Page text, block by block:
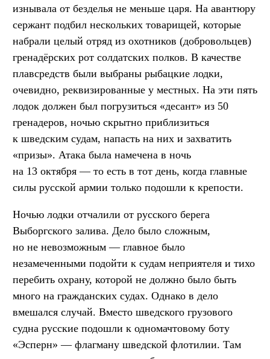
изнывала от безделья не меньше царя. На авантюру
сержант подбил нескольких товарищей, которые
набрали целый отряд из охотников (добровольцев)
гренадёрских рот солдатских полков. В качестве
плавсредств были выбраны рыбацкие лодки,
очевидно, реквизированные у местных. На эти пять
лодок должен был погрузиться «десант» из 50
гренадеров, ночью скрытно приблизиться
к шведским судам, напасть на них и захватить
«призы». Атака была намечена в ночь
на 13 октября — то есть в тот день, когда главные
силы русской армии только подошли к крепости.
Ночью лодки отчалили от русского берега
Выборгского залива. Дело было сложным,
но не невозможным — главное было
незамеченными подойти к судам неприятеля и тихо
перебить охрану, которой не должно было быть
много на гражданских судах. Однако в дело
вмешался случай. Вместо шведского грузового
судна русские подошли к одномачтовому боту
«Эсперн» — флагману шведской флотилии. Там